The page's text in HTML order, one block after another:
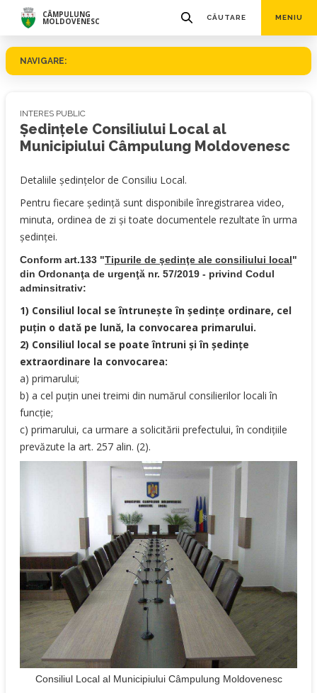
CÂMPULUNG
MOLDOVENESC CĂUTARE MENIU
NAVIGARE:
INTERES PUBLIC
Ședințele Consiliului Local al
Municipiului Câmpulung Moldovenesc
Detaliile ședințelor de Consiliu Local.
Pentru fiecare ședință sunt disponibile înregistrarea video,
minuta, ordinea de zi și toate documentele rezultate în urma
ședinței.
Conform art.133 "Tipurile de şedinţe ale consiliului local"
din Ordonanţa de urgenţă nr. 57/2019 - privind Codul
adminsitrativ:
1) Consiliul local se întruneşte în şedinţe ordinare, cel
puţin o dată pe lună, la convocarea primarului.
2) Consiliul local se poate întruni şi în şedinţe
extraordinare la convocarea:
a) primarului;
b) a cel puţin unei treimi din numărul consilierilor locali în
funcţie;
c) primarului, ca urmare a solicitării prefectului, în condiţiile
prevăzute la art. 257 alin. (2).
Consiliul Local al Municipiului Câmpulung Moldovenesc